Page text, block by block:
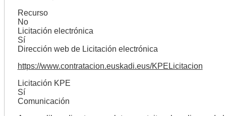
Recurso
No
Licitación electrónica
Sí
Dirección web de Licitación electrónica
https://www.contratacion.euskadi.eus/KPELicitacion
Licitación KPE
Sí
Comunicación